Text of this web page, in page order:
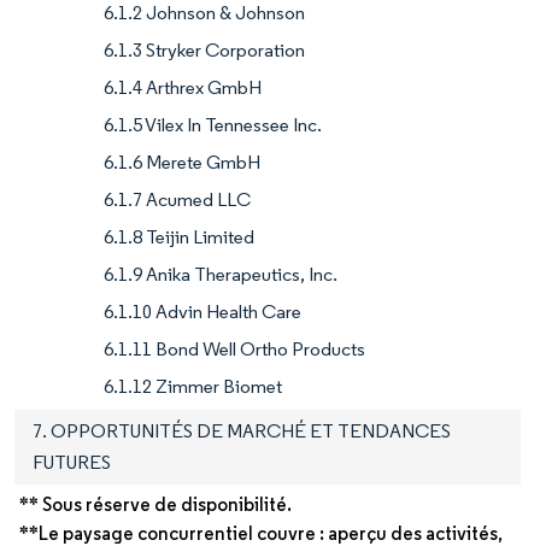
6.1.2 Johnson & Johnson
6.1.3 Stryker Corporation
6.1.4 Arthrex GmbH
6.1.5 Vilex In Tennessee Inc.
6.1.6 Merete GmbH
6.1.7 Acumed LLC
6.1.8 Teijin Limited
6.1.9 Anika Therapeutics, Inc.
6.1.10 Advin Health Care
6.1.11 Bond Well Ortho Products
6.1.12 Zimmer Biomet
7. OPPORTUNITÉS DE MARCHÉ ET TENDANCES
FUTURES
** Sous réserve de disponibilité.
**Le paysage concurrentiel couvre : aperçu des activités,